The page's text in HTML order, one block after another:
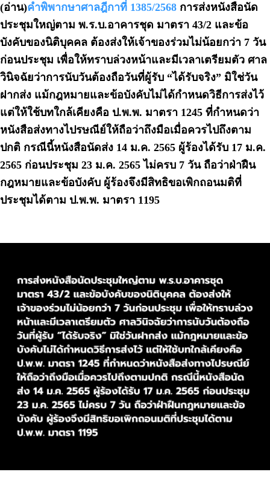
(อ่าน)คำพิพากษาศาลฎีกาที่ 1385/2568 การส่งหนังสือนัด
ประชุมใหญ่ตาม พ.ร.บ.อาคารชุด มาตรา 43/2 และข้อ
บังคับของนิติบุคคล ต้องส่งให้เจ้าของร่วมไม่น้อยกว่า 7 วัน
ก่อนประชุม เพื่อให้ทราบล่วงหน้าและมีเวลาเตรียมตัว ศาล
วินิจฉัยว่าการนับวันต้องถือวันที่ผู้รับ “ได้รับจริง” มิใช่วัน
ฝากส่ง แม้กฎหมายและข้อบังคับไม่ได้กำหนดวิธีการส่งไว้
แต่ให้ใช้บทใกล้เคียงคือ ป.พ.พ. มาตรา 1245 ที่กำหนดว่า
หนังสือส่งทางไปรษณีย์ให้ถือว่าถึงมือเมื่อควรไปถึงตาม
ปกติ กรณีนี้หนังสือนัดส่ง 14 ม.ค. 2565 ผู้ร้องได้รับ 17 ม.ค.
2565 ก่อนประชุม 23 ม.ค. 2565 ไม่ครบ 7 วัน ถือว่าฝ่าฝืน
กฎหมายและข้อบังคับ ผู้ร้องจึงมีสิทธิขอเพิกถอนมติที่
ประชุมได้ตาม ป.พ.พ. มาตรา 1195